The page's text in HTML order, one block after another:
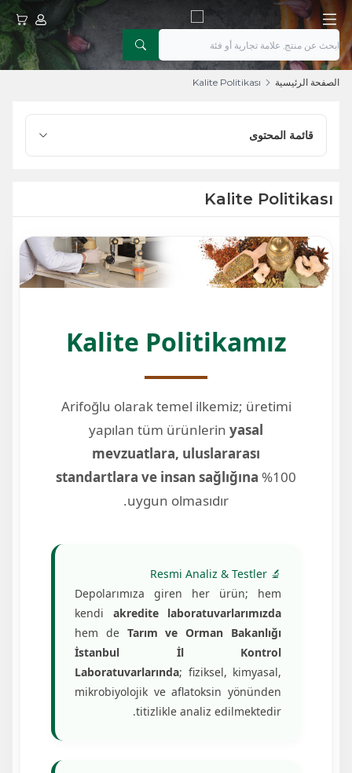
حسابيعربتي
الصفحة الرئيسية Kalite Politikası
قائمة المحتوى
Kalite Politikası
Kalite Politikamız
Arifoğlu olarak temel ilkemiz; üretimi
yapılan tüm ürünlerin yasal
mevzuatlara, uluslararası
standartlara ve insan sağlığına %100
uygun olmasıdır.
🔬 Resmi Analiz & Testler
Depolarımıza giren her ürün; hem
kendi akredite laboratuvarlarımızda
hem de Tarım ve Orman Bakanlığı
İstanbul İl Kontrol
Laboratuvarlarında; fiziksel, kimyasal,
mikrobiyolojik ve aflatoksin yönünden
titizlikle analiz edilmektedir.